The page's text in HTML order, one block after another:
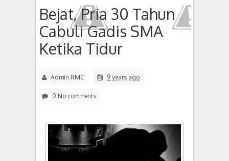
ADVETORIAL JONRU GANTIKAN MONO PIMPIN DPRD
Bejat, Pria 30 Tahun
Cabuli Gadis SMA
Ketika Tidur
Admin RMC 9 years ago
0 No comments